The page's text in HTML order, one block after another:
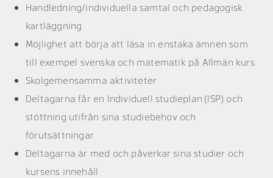
Handledning/individuella samtal och pedagogisk
kartläggning
Möjlighet att börja att läsa in enstaka ämnen som
till exempel svenska och matematik på Allmän kurs
Skolgemensamma aktiviteter
Deltagarna får en Individuell studieplan (ISP) och
stöttning utifrån sina studiebehov och
förutsättningar
Deltagarna är med och påverkar sina studier och
kursens innehåll